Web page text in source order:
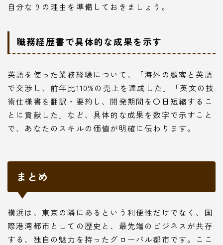
自分なりの理由を準備しておきましょう。
職務経歴書で具体的な成果を示す
英語を使った業務経験について、「海外の顧客と英語
で交渉し、前年比110%の売上を達成した」「英文の技
術仕様書を翻訳・要約し、開発期間を〇日短縮するこ
とに貢献した」など、具体的な成果を数字で示すこと
で、あなたのスキルの価値が明確に伝わります。
まとめ
横浜は、東京の隣にあるという利便性だけでなく、国
際港湾都市としての歴史と、最先端のビジネスが共存
する、独自の魅力を持ったグローバル都市です。ここ